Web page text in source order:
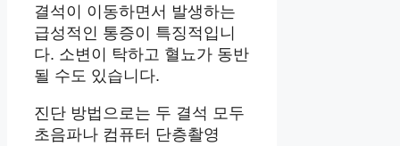
결석이 이동하면서 발생하는
급성적인 통증이 특징적입니
다. 소변이 탁하고 혈뇨가 동반
될 수도 있습니다.
진단 방법으로는 두 결석 모두
초음파나 컴퓨터 단층촬영